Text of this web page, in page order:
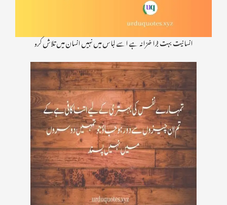
انسانیت بہت بڑا خزانہ ہے اسے لباس میں نہیں انسان میں تلاش کرو